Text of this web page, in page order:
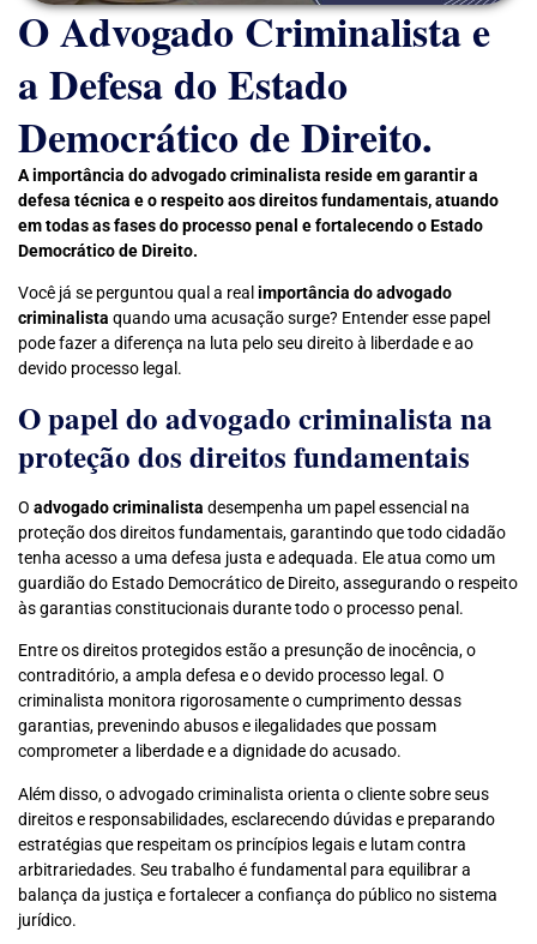
O Advogado Criminalista e
a Defesa do Estado
Democrático de Direito.
A importância do advogado criminalista reside em garantir a
defesa técnica e o respeito aos direitos fundamentais, atuando
em todas as fases do processo penal e fortalecendo o Estado
Democrático de Direito.
Você já se perguntou qual a real importância do advogado
criminalista quando uma acusação surge? Entender esse papel
pode fazer a diferença na luta pelo seu direito à liberdade e ao
devido processo legal.
O papel do advogado criminalista na
proteção dos direitos fundamentais
O advogado criminalista desempenha um papel essencial na
proteção dos direitos fundamentais, garantindo que todo cidadão
tenha acesso a uma defesa justa e adequada. Ele atua como um
guardião do Estado Democrático de Direito, assegurando o respeito
às garantias constitucionais durante todo o processo penal.
Entre os direitos protegidos estão a presunção de inocência, o
contraditório, a ampla defesa e o devido processo legal. O
criminalista monitora rigorosamente o cumprimento dessas
garantias, prevenindo abusos e ilegalidades que possam
comprometer a liberdade e a dignidade do acusado.
Além disso, o advogado criminalista orienta o cliente sobre seus
direitos e responsabilidades, esclarecendo dúvidas e preparando
estratégias que respeitam os princípios legais e lutam contra
arbitrariedades. Seu trabalho é fundamental para equilibrar a
balança da justiça e fortalecer a confiança do público no sistema
jurídico.